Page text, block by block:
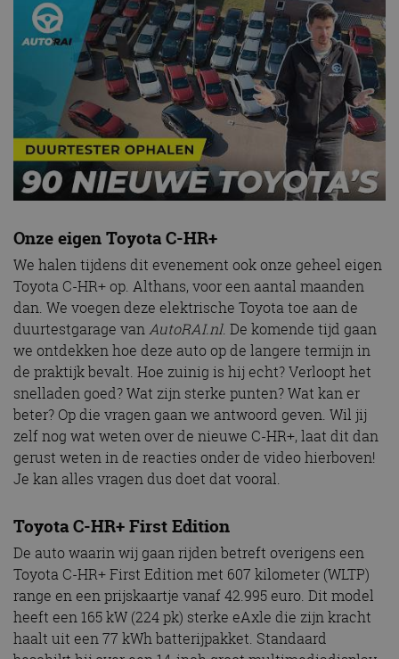
Onze eigen Toyota C-HR+
We halen tijdens dit evenement ook onze geheel eigen
Toyota C-HR+ op. Althans, voor een aantal maanden
dan. We voegen deze elektrische Toyota toe aan de
duurtestgarage vanAutoRAI.nl. De komende tijd gaan
we ontdekken hoe deze auto op de langere termijn in
de praktijk bevalt. Hoe zuinig is hij echt? Verloopt het
snelladen goed? Wat zijn sterke punten? Wat kan er
beter? Op die vragen gaan we antwoord geven. Wil jij
zelf nog wat weten over de nieuwe C-HR+, laat dit dan
gerust weten in de reacties onder de video hierboven!
Je kan alles vragen dus doet dat vooral.
Toyota C-HR+ First Edition
De auto waarin wij gaan rijden betreft overigens een
Toyota C-HR+ First Edition met 607 kilometer (WLTP)
range en een prijskaartje vanaf 42.995 euro. Dit model
heeft een 165 kW (224 pk) sterke eAxle die zijn kracht
haalt uit een 77 kWh batterijpakket. Standaard